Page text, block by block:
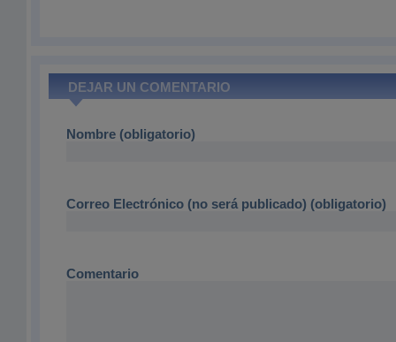
DEJAR UN COMENTARIO
Nombre (obligatorio)
Correo Electrónico (no será publicado) (obligatorio)
Comentario